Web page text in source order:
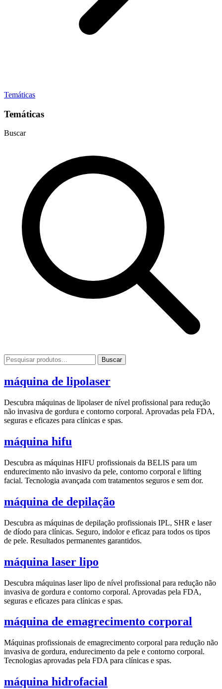
Temáticas
Temáticas
Buscar
Buscar
máquina de lipolaser
Descubra máquinas de lipolaser de nível profissional para redução
não invasiva de gordura e contorno corporal. Aprovadas pela FDA,
seguras e eficazes para clínicas e spas.
máquina hifu
Descubra as máquinas HIFU profissionais da BELIS para um
endurecimento não invasivo da pele, contorno corporal e lifting
facial. Tecnologia avançada com tratamentos seguros e sem dor.
máquina de depilação
Descubra as máquinas de depilação profissionais IPL, SHR e laser
de díodo para clínicas. Seguro, indolor e eficaz para todos os tipos
de pele. Resultados permanentes garantidos.
máquina laser lipo
Descubra máquinas laser lipo de nível profissional para redução não
invasiva de gordura e contorno corporal. Aprovadas pela FDA,
seguras e eficazes para clínicas e spas.
máquina de emagrecimento corporal
Máquinas profissionais de emagrecimento corporal para redução não
invasiva de gordura, endurecimento da pele e contorno corporal.
Tecnologias aprovadas pela FDA para clínicas e spas.
máquina hidrofacial